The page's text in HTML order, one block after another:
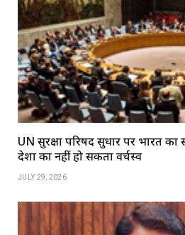
UN सुरक्षा परिषद सुधार पर भारत
देशों का नहीं हो सकता वर्चस्व
JULY 29, 2026